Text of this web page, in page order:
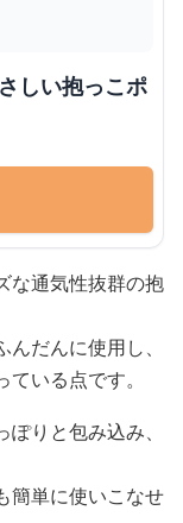
しい抱っこポ
な通気性抜群の抱
だんに使用し、
いる点です。
りと包み込み、
簡単に使いこなせ